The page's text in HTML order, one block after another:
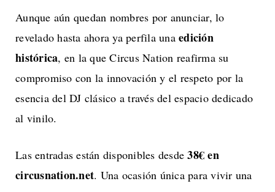
Aunque aún quedan nombres por anunciar, lo
revelado hasta ahora ya perfila una edición
histórica, en la que Circus Nation reafirma su
compromiso con la innovación y el respeto por la
esencia del DJ clásico a través del espacio dedicado
al vinilo.
Las entradas están disponibles desde38€ en
circusnation.net. Una ocasión única para vivir una